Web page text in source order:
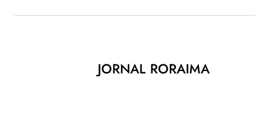
JORNAL RORAIMA